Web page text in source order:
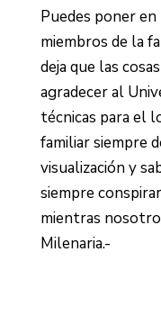
Puedes poner
miembros de la
deja que las
agradecer al
técnicas para el
familiar siempre
visualización y
siempre
mientras
Milenaria.-